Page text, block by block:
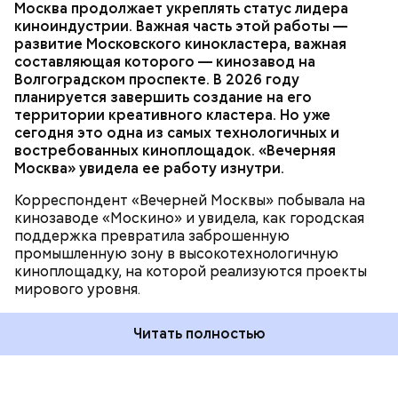
Москва продолжает укреплять статус лидера
киноиндустрии. Важная часть этой работы —
развитие Московского кинокластера, важная
составляющая которого — кинозавод на
Волгоградском проспекте. В 2026 году
планируется завершить создание на его
территории креативного кластера. Но уже
сегодня это одна из самых технологичных и
востребованных киноплощадок. «Вечерняя
Москва» увидела ее работу изнутри.
Корреспондент «Вечерней Москвы» побывала на
кинозаводе «Москино» и увидела, как городская
поддержка превратила заброшенную
промышленную зону в высокотехнологичную
киноплощадку, на которой реализуются проекты
мирового уровня.
Читать полностью
МОСКИНО
Важное направление нашей работы — контроль
оплаты проезда. За последние два года число
безбилетников снизилось на 30 процентов
благодаря еженедельным усиленным проверкам.
Ежедневно более 600 контролеров работают в
наземном транспорте и метро.
Краснобогатырскую улицу в районах
Преображенское и Богородское реконструируют.
Мэр Москвы сообщил, что дорога станет
четырехполосной. Обновят участки трамвайных
путей, установят остановочные площадки с
навесами. Завершить реконструкцию планируют в
2027 году.